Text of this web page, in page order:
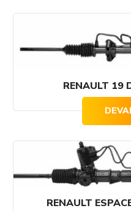
RENAULT 19
RENAULT